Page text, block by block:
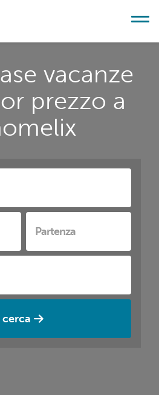
vacanze
prezzo a
cerca